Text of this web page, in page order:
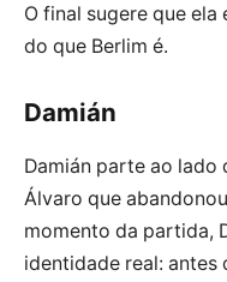
O final sugere que
do que Berlim é.
Damián
Damián parte ao
Álvaro que
momento da partida,
identidade real: antes